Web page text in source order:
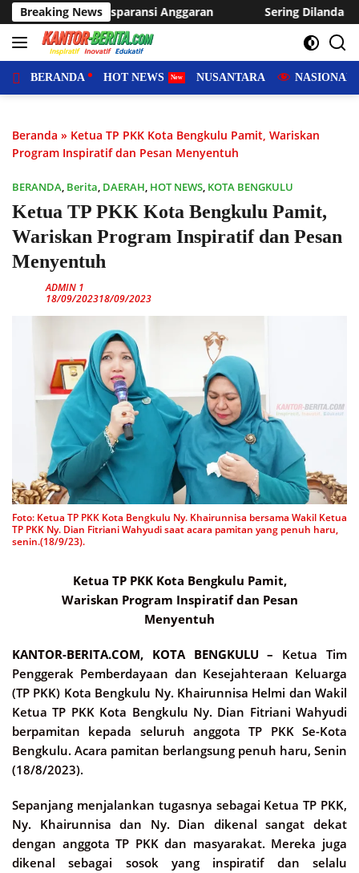
Langsung
ke
konten
Breaking NewsSering Dilanda Genangan, Desa Sukaraja Usulkan
BERANDA HOT NEWS NUSANTARA NASIONAL
Beranda » Ketua TP PKK Kota Bengkulu Pamit, Wariskan
Program Inspiratif dan Pesan Menyentuh
BERANDA, Berita, DAERAH, HOT NEWS, KOTA BENGKULU
Ketua TP PKK Kota Bengkulu Pamit,
Wariskan Program Inspiratif dan Pesan
Menyentuh
ADMIN 1
18/09/202318/09/2023
Foto: Ketua TP PKK Kota Bengkulu Ny. Khairunnisa bersama Wakil Ketua
TP PKK Ny. Dian Fitriani Wahyudi saat acara pamitan yang penuh haru,
senin.(18/9/23).
Ketua TP PKK Kota Bengkulu Pamit,
Wariskan Program Inspiratif dan Pesan
Menyentuh
KANTOR-BERITA.COM, KOTA BENGKULU – Ketua Tim
Penggerak Pemberdayaan dan Kesejahteraan Keluarga
(TP PKK) Kota Bengkulu Ny. Khairunnisa Helmi dan Wakil
Ketua TP PKK Kota Bengkulu Ny. Dian Fitriani Wahyudi
berpamitan kepada seluruh anggota TP PKK Se-Kota
Bengkulu. Acara pamitan berlangsung penuh haru, Senin
(18/8/2023).
Sepanjang menjalankan tugasnya sebagai Ketua TP PKK,
Ny. Khairunnisa dan Ny. Dian dikenal sangat dekat
dengan anggota TP PKK dan masyarakat. Mereka juga
dikenal sebagai sosok yang inspiratif dan selalu